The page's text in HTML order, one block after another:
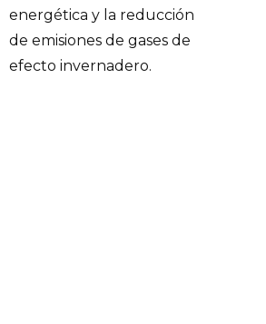
energética y la reducción
de emisiones de gases de
efecto invernadero.